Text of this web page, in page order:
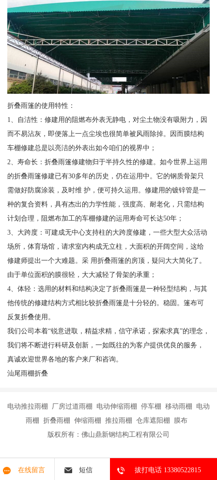
折叠雨篷的使用特性：
1、自洁性：修建用的阻燃布外表无静电，对尘土物没有吸附力，因
而不易沾灰，即便落上一点尘埃也很简单被风雨除掉。因而膜结构
车棚修建总是以亮洁的外表出如今咱们的视界中；
2、寿命长：折叠雨篷修建物归于半持久性的修建。如今世界上运用
的折叠雨篷修建已有30多年的历史，仍在运用中。它的钢质骨架只
需做好防腐涂装，及时维 护，便可持久运用。修建用的镀锌管是一
种的复合资料，具有杰出的力学性能，强度高、耐老化，只需结构
计划合理，阻燃布加工的车棚修建的运用寿命可长达50年；
3、大跨度：可建成无中心支持柱的大跨度修建，一些大型大众活动
场所，体育场馆，请求室内构成无立柱，大面积的开阔空间，这给
修建师提出一个大难题。采 用折叠雨篷的房顶，疑问大大简化了。
由于单位面积的膜很轻，大大减轻了骨架的承重；
4、体轻：选用的材料和结构决定了折叠雨篷是一种轻型结构，与其
他传统的修建结构方式相比较折叠雨篷是十分轻的。稳固。篷布可
反复折叠使用。
我们公司本着“锐意进取，精益求精，信守承诺，探索求真”的理念，
我们将不断进行科研及创新，一如既往的为客户提供优良的服务，
真诚欢迎世界各地的客户来厂和咨询。
汕尾雨棚折叠
电动推拉雨棚 厂房过道雨棚 电动伸缩雨棚 停车棚 移动雨棚 电动
雨棚 折叠雨棚 伸缩雨棚 推拉雨棚 仓库遮阳棚 膜布
版权所有：佛山鼎新钢结构工程有限公司
在线留言 短信 拔打电话 13380522815